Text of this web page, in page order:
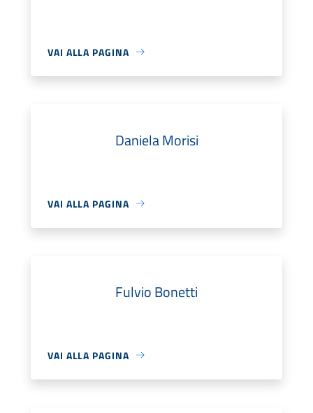
VAI ALLA PAGINA
Daniela Morisi
VAI ALLA PAGINA
Fulvio Bonetti
VAI ALLA PAGINA